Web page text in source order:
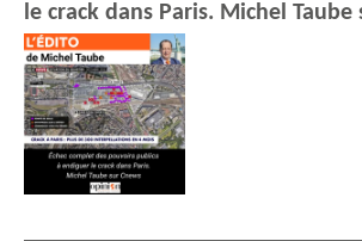
le crack dans Paris. Michel Taube